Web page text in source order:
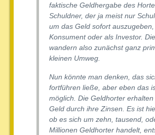
faktische Geldhergabe des
Schuldner, der ja meist nur
um das Geld sofort
Konsument oder als Investor.
wandern also zunächst ganz
kleinen Umweg.
Nun könnte man denken, das
fortführen ließe, aber eben das
möglich. Die Geldhorter
Geld durch ihre Zinsen. Es ist
ob es sich um zehn, tausend,
Millionen Geldhorter handelt,